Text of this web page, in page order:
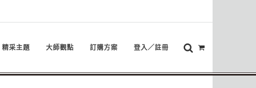
精采主題 大師觀點 訂購方案 登入／註冊